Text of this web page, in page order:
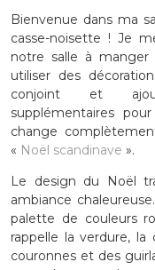
Bienvenue dans ma
casse-noisette ! Je
notre salle à manger
utiliser des
conjoint et
supplémentaires
change
« Noël scandinave ».
Le design du Noël
ambiance
palette de couleurs
rappelle la verdure,
couronnes et des